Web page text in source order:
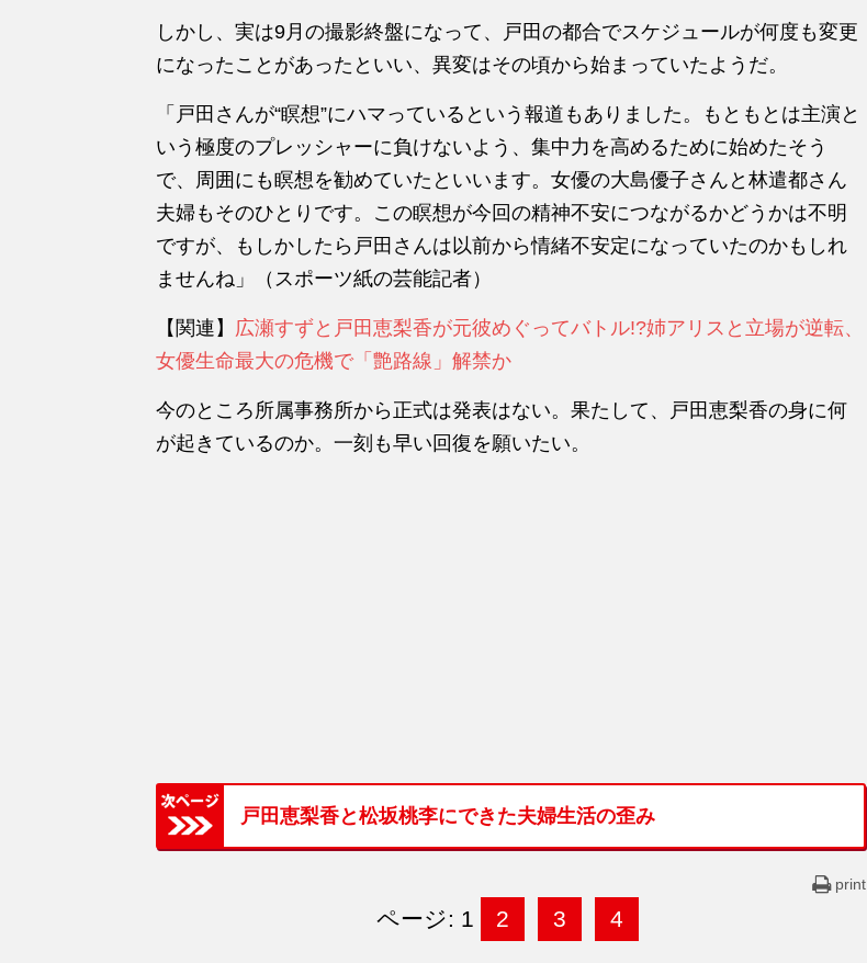
しかし、 実は9月の撮影終盤になって、戸田の都合でスケジュールが何度も変更
になったことがあったといい、異変はその頃から始まっていたようだ。
「戸田さんが“瞑想”にハマっているという報道もありました。もともとは主演と
いう極度のプレッシャーに負けないよう、集中力を高めるために始めたそう
で、周囲にも瞑想を勧めていたといいます。女優の大島優子さんと林遣都さん
夫婦もそのひとりです。この瞑想が今回の精神不安につながるかどうかは不明
ですが、もしかしたら戸田さんは以前から情緒不安定になっていたのかもしれ
ませんね」（スポーツ紙の芸能記者）
【関連】 広瀬すずと戸田恵梨香が元彼めぐってバトル!?姉アリスと立場が逆転、
女優生命最大の危機で「艶路線」解禁か
今のところ所属事務所から正式は発表はない。果たして、戸田恵梨香の身に何
が起きているのか。一刻も早い回復を願いたい。
戸田恵梨香と松坂桃李にできた夫婦生活の歪み
print
ページ: 1 2 3 4